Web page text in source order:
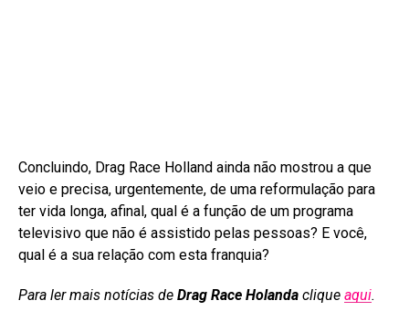
Concluindo, Drag Race Holland ainda não mostrou a que
veio e precisa, urgentemente, de uma reformulação para
ter vida longa, afinal, qual é a função de um programa
televisivo que não é assistido pelas pessoas? E você,
qual é a sua relação com esta franquia?
Para ler mais notícias de Drag Race Holanda clique aqui.